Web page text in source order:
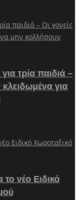
τρία παιδιά –
κλειδωμένα για
νέο Ειδικό